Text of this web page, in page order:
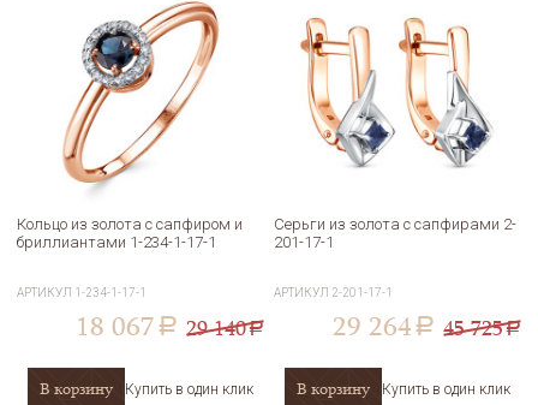
Кольцо из золота с сапфиром и
бриллиантами 1-234-1-17-1
АРТИКУЛ 1-234-1-17-1
18 067 a 29 140a
В корзину Купить в один клик
Серьги из золота с сапфирами 2-
201-17-1
АРТИКУЛ 2-201-17-1
29 264 a 45 725a
В корзину Купить в один клик